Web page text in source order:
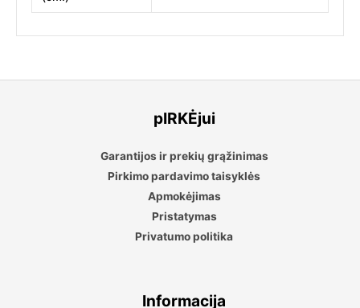
pIRKĖjui
Garantijos ir prekių grąžinimas
Pirkimo pardavimo taisyklės
Apmokėjimas
Pristatymas
Privatumo politika
Informacija